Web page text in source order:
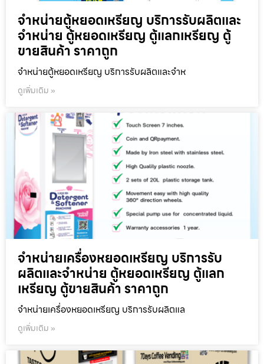
จำหน่ายตู้หยอดเหรียญ บริการรับผลิตและ
จำหน่าย ตู้หยอดเหรียญ ตู้แลกเหรียญ ตู้
ขายสินค้า ราคาถูก
จำหน่ายตู้หยอดเหรียญ บริการรับผลิตและจำห
ดูเพิ่มเติม »
จำหน่ายเครื่องหยอดเหรียญ บริการรับ
ผลิตและจำหน่าย ตู้หยอดเหรียญ ตู้แลก
เหรียญ ตู้ขายสินค้า ราคาถูก
จำหน่ายเครื่องหยอดเหรียญ บริการรับผลิตแล
ดูเพิ่มเติม »